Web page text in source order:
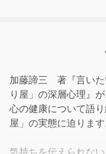
加藤諦三 著『言い
り屋」の深層心理』
心の健康について語
屋」の実態に迫ります
気持ちを伝えられな